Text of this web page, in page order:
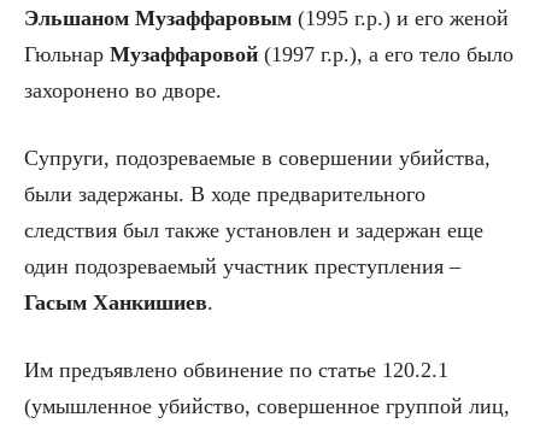
Эльшаном Музаффаровым (1995 г.р.) и его женой
Гюльнар Музаффаровой (1997 г.р.), а его тело было
захоронено во дворе.
Супруги, подозреваемые в совершении убийства,
были задержаны. В ходе предварительного
следствия был также установлен и задержан еще
один подозреваемый участник преступления –
Гасым Ханкишиев.
Им предъявлено обвинение по статье 120.2.1
(умышленное убийство, совершенное группой лиц,